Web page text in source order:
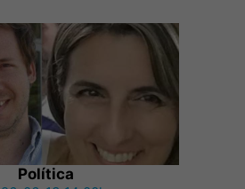
Política